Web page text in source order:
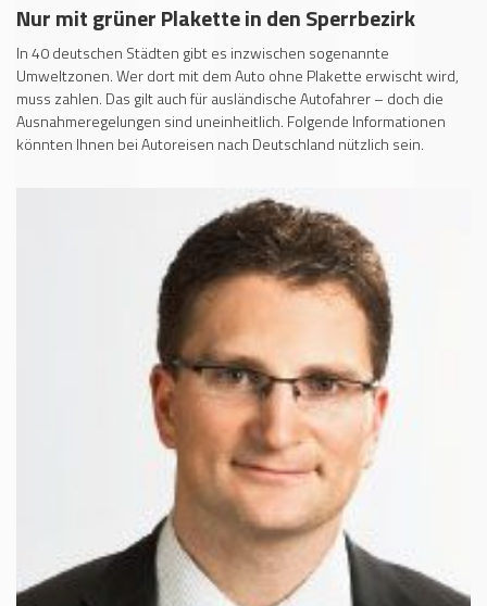
Nur mit grüner Plakette in den Sperrbezirk
In 40 deutschen Städten gibt es inzwischen sogenannte
Umweltzonen. Wer dort mit dem Auto ohne Plakette erwischt wird,
muss zahlen. Das gilt auch für ausländische Autofahrer – doch die
Ausnahmeregelungen sind uneinheitlich. Folgende Informationen
könnten Ihnen bei Autoreisen nach Deutschland nützlich sein.